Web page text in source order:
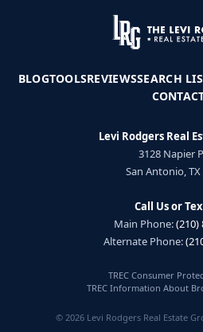
BLOGTOOLSREVIEWSSEARCH
Levi Rodgers Real
3128 Napier
San Antonio, TX
Call Us or
Main Phone:(210)
Alternate Phone:
TREC Consumer
TREC Information About
© 2026 Levi Rodgers Real Estate